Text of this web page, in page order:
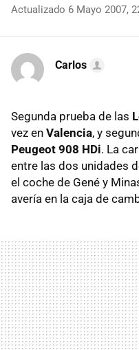
Actualizado 6 Mayo 2007,
Carlos
Segunda prueba de las
vez en Valencia, y
Peugeot 908 HDi. La
entre las dos unidades
el coche de Gené y
avería en la caja de